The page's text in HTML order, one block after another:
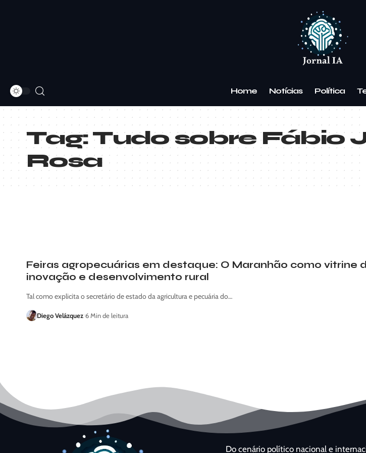
Home Notícias Política
Tag: Tudo sobre Fábio
Rosa
Feiras agropecuárias em destaque: O Maranhão como vitrine
inovação e desenvolvimento rural
Tal como explicita o secretário de estado da agricultura e pecuária do…
Diego Velázquez 6 Min de leitura
Do cenário político nacional e